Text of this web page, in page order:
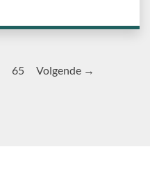
65 Volgende →